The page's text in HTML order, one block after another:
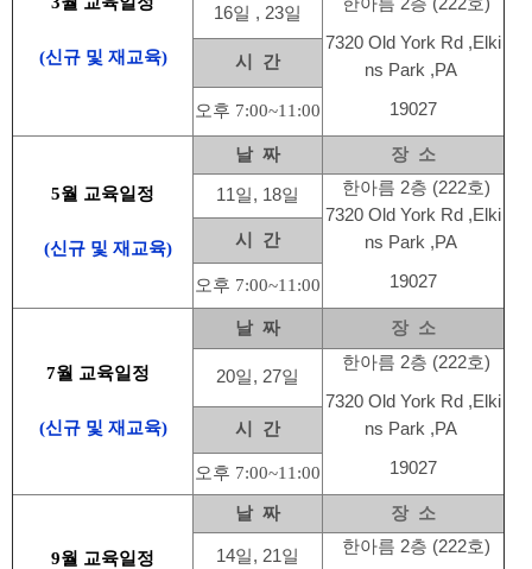
(신규 및 재교육)
16일 , 23일
7320 Old York Rd ,Elki
ns Park ,PA
19027
시 간
오후 7:00~11:00
5월 교육일정
(신규 및 재교육)
날 짜 장 소
11일, 18일
한아름 2층 (222호)
7320 Old York Rd ,Elki
ns Park ,PA
19027
시 간
오후 7:00~11:00
7월 교육일정
(신규 및 재교육)
날 짜 장 소
20일, 27일
한아름 2층 (222호)
7320 Old York Rd ,Elki
ns Park ,PA
19027
시 간
오후 7:00~11:00
9월 교육일정
날 짜 장 소
14일, 21일 한아름 2층 (222호)